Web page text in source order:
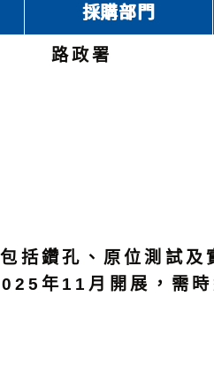
採購部門
路政署
括鑽孔、原位測試及
年11月開展，需